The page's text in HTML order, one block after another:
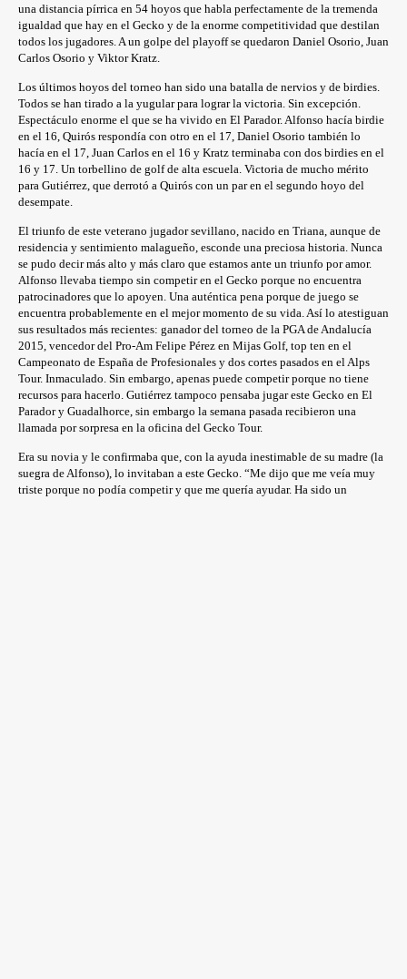
una distancia pírrica en 54 hoyos que habla perfectamente de la tremenda
igualdad que hay en el Gecko y de la enorme competitividad que destilan
todos los jugadores. A un golpe del playoff se quedaron Daniel Osorio, Juan
Carlos Osorio y Viktor Kratz.
Los últimos hoyos del torneo han sido una batalla de nervios y de birdies.
Todos se han tirado a la yugular para lograr la victoria. Sin excepción.
Espectáculo enorme el que se ha vivido en El Parador. Alfonso hacía birdie
en el 16, Quirós respondía con otro en el 17, Daniel Osorio también lo
hacía en el 17, Juan Carlos en el 16 y Kratz terminaba con dos birdies en el
16 y 17. Un torbellino de golf de alta escuela. Victoria de mucho mérito
para Gutiérrez, que derrotó a Quirós con un par en el segundo hoyo del
desempate.
El triunfo de este veterano jugador sevillano, nacido en Triana, aunque de
residencia y sentimiento malagueño, esconde una preciosa historia. Nunca
se pudo decir más alto y más claro que estamos ante un triunfo por amor.
Alfonso llevaba tiempo sin competir en el Gecko porque no encuentra
patrocinadores que lo apoyen. Una auténtica pena porque de juego se
encuentra probablemente en el mejor momento de su vida. Así lo atestiguan
sus resultados más recientes: ganador del torneo de la PGA de Andalucía
2015, vencedor del Pro-Am Felipe Pérez en Mijas Golf, top ten en el
Campeonato de España de Profesionales y dos cortes pasados en el Alps
Tour. Inmaculado. Sin embargo, apenas puede competir porque no tiene
recursos para hacerlo. Gutiérrez tampoco pensaba jugar este Gecko en El
Parador y Guadalhorce, sin embargo la semana pasada recibieron una
llamada por sorpresa en la oficina del Gecko Tour.
Era su novia y le confirmaba que, con la ayuda inestimable de su madre (la
suegra de Alfonso), lo invitaban a este Gecko. “Me dijo que me veía muy
triste porque no podía competir y que me quería ayudar. Ha sido un